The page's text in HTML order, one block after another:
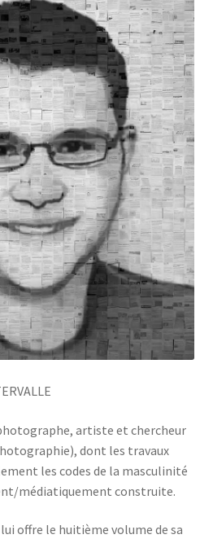
artiste et chercheur
dont les travaux
les codes de la masculinité
médiatiquement construite.
offre le huitième volume de sa